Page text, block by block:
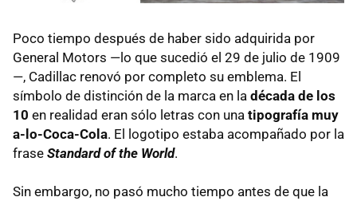
Poco tiempo después de haber sido adquirida por
General Motors —lo que sucedió el 29 de julio de 1909
—, Cadillac renovó por completo su emblema. El
símbolo de distinción de la marca en la década de los
10 en realidad eran sólo letras con una tipografía muy
a-lo-Coca-Cola. El logotipo estaba acompañado por la
frase Standard of the World.
Sin embargo, no pasó mucho tiempo antes de que la